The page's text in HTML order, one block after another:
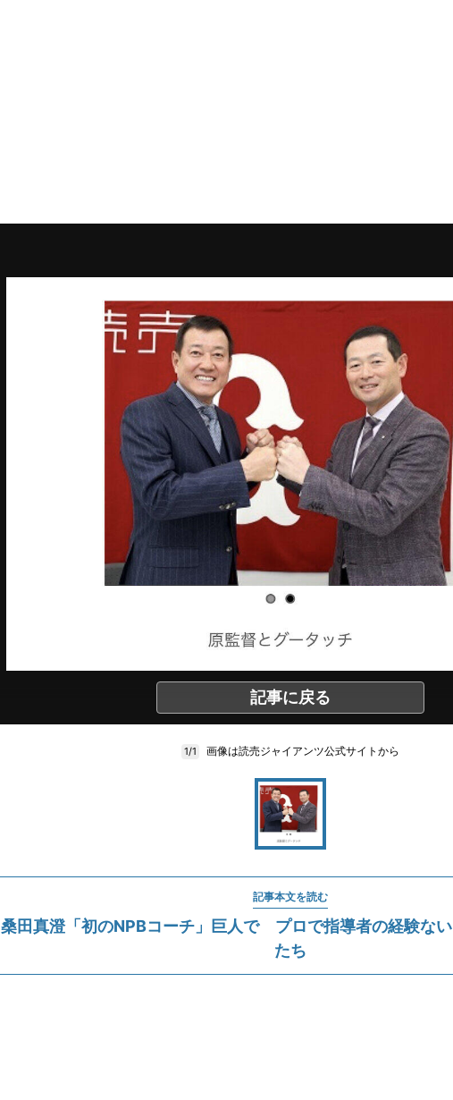
記事に戻る
1/1 画像は読売ジャイアンツ公式サイトから
記事本文を読む
桑田真澄「初のNPBコーチ」巨人で プロで指導者の経験な
たち